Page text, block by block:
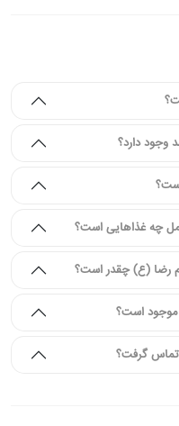
وجود دارد؟
چه غذاهایی است؟
رضا (ع) چقدر است؟
است؟
گرفت؟